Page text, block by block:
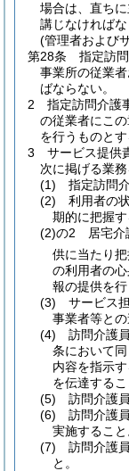
場合は、直ち
講じなければな
(管理者および
第28条
指定訪
事業所の従業
ばならない。
2
指定訪問介護
の従業者にこ
を行うものとす
3
サービス提供
次に掲げる業務
(1)
指定訪問
(2)
利用者の
期的に把握す
(2)の2
居宅
供に当たり
の利用者の
報の提供を行
(3)
サービス
事業者等との
(4)
訪問介護
条において
内容を指示
を伝達するこ
(5)
訪問介護
(6)
訪問介護
実施すること
(7)
訪問介護
と。